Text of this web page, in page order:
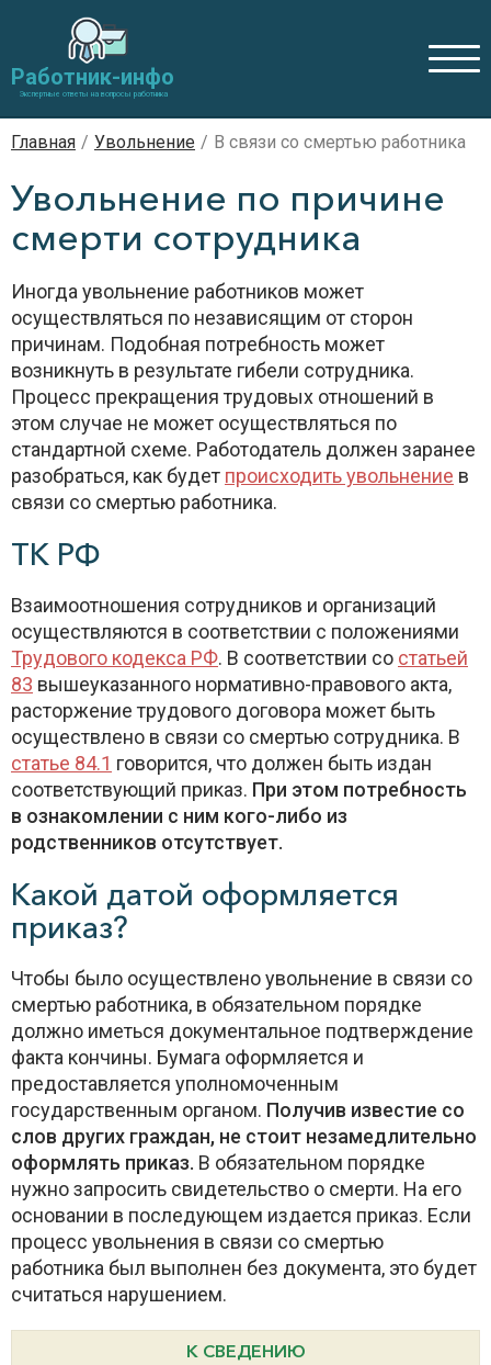
Работник-инфо
Экспертные ответы на вопросы работника
Главная / Увольнение / В связи со смертью работника
Увольнение по причине
смерти сотрудника
Иногда увольнение работников может
осуществляться по независящим от сторон
причинам. Подобная потребность может
возникнуть в результате гибели сотрудника.
Процесс прекращения трудовых отношений в
этом случае не может осуществляться по
стандартной схеме. Работодатель должен заранее
разобраться, как будет происходить увольнение в
связи со смертью работника.
ТК РФ
Взаимоотношения сотрудников и организаций
осуществляются в соответствии с положениями
Трудового кодекса РФ. В соответствии со статьей
83 вышеуказанного нормативно-правового акта,
расторжение трудового договора может быть
осуществлено в связи со смертью сотрудника. В
статье 84.1 говорится, что должен быть издан
соответствующий приказ. При этом потребность
в ознакомлении с ним кого-либо из
родственников отсутствует.
Какой датой оформляется
приказ?
Чтобы было осуществлено увольнение в связи со
смертью работника, в обязательном порядке
должно иметься документальное подтверждение
факта кончины. Бумага оформляется и
предоставляется уполномоченным
государственным органом. Получив известие со
слов других граждан, не стоит незамедлительно
оформлять приказ. В обязательном порядке
нужно запросить свидетельство о смерти. На его
основании в последующем издается приказ. Если
процесс увольнения в связи со смертью
работника был выполнен без документа, это будет
считаться нарушением.
К СВЕДЕНИЮ